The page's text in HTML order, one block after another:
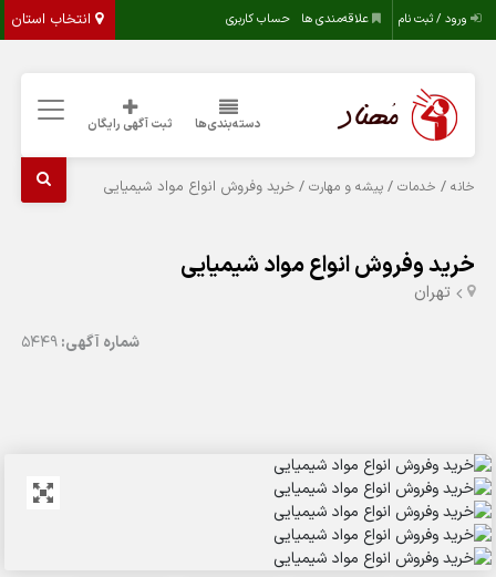
انتخاب استان ورود / ثبت نام علاقه‌مندی ها حساب کاربری
دسته‌بندی‌ها ثبت آگهی رایگان
خانه / خدمات /پیشه و مهارت / خرید وفروش انواع مواد شیمیایی
خرید وفروش انواع مواد شیمیایی
تهران
شماره آگهی:5449